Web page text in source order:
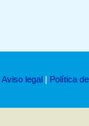
Aviso legal | Política